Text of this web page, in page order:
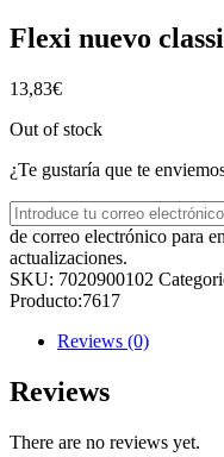
Flexi nuevo
13,83€
Out of stock
¿Te gustaría que te
de correo electrónico para
actualizaciones.
SKU: 7020900102
Producto:7617
Reviews (0)
Reviews
There are no reviews yet.